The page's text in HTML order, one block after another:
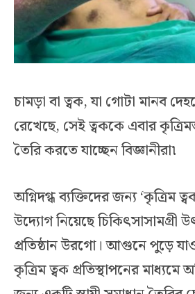
চামড়া বা ত্বক, যা গোটা মানব
রেখেছে, সেই ত্বককে এবার
তৈরি করতে যাচ্ছেন বিজ্ঞানীরা৷
অগ্নিদগ্ধ ব্যক্তিদের জন্য ‘কৃত্রিম
উদ্যোগ নিয়েছে চিকিৎসাসামগ্রী
প্রতিষ্ঠান উরগো। আগুনে পুড়ে
কৃত্রিম ত্বক প্রতিস্থাপনের মাধ্যমে